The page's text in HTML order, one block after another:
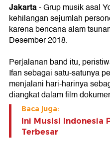
Jakarta-Grup musik asal
kehilangan sejumlah
karena bencana alam
Desember 2018.
Perjalanan band itu,
Ifan sebagai satu-satunya
menjalani hari-harinya
diangkat dalam film
Baca juga:
Ini Musisi Indonesia
Terbesar